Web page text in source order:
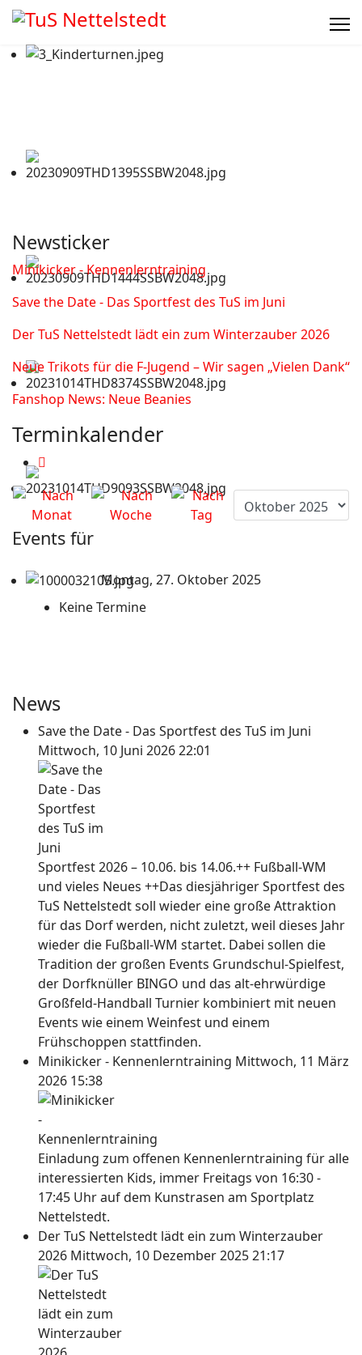
Newsticker
Minikicker - Kennenlerntraining
Save the Date - Das Sportfest des TuS im Juni
Der TuS Nettelstedt lädt ein zum Winterzauber 2026
Neue Trikots für die F-Jugend – Wir sagen „Vielen Dank“
Fanshop News: Neue Beanies
Terminkalender
Events für
Montag, 27. Oktober 2025
Keine Termine
News
Save the Date - Das Sportfest des TuS im Juni
Mittwoch, 10 Juni 2026 22:01
Sportfest 2026 – 10.06. bis 14.06.++ Fußball-WM
und vieles Neues ++Das diesjähriger Sportfest des
TuS Nettelstedt soll wieder eine große Attraktion
für das Dorf werden, nicht zuletzt, weil dieses Jahr
wieder die Fußball-WM startet. Dabei sollen die
Tradition der großen Events Grundschul-Spielfest,
der Dorfknüller BINGO und das alt-ehrwürdige
Großfeld-Handball Turnier kombiniert mit neuen
Events wie einem Weinfest und einem
Frühschoppen stattfinden.
Minikicker - Kennenlerntraining Mittwoch, 11 März
2026 15:38
Einladung zum offenen Kennenlerntraining für alle
interessierten Kids, immer Freitags von 16:30 -
17:45 Uhr auf dem Kunstrasen am Sportplatz
Nettelstedt.
Der TuS Nettelstedt lädt ein zum Winterzauber
2026 Mittwoch, 10 Dezember 2025 21:17